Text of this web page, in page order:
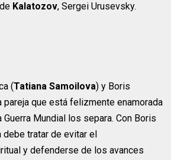
Kalatozov, Sergei Urusevsky.
(Tatiana Samoilova) y Boris
pareja que está felizmente enamorada
Guerra Mundial los separa. Con Boris
tratar de evitar el
y defenderse de los avances